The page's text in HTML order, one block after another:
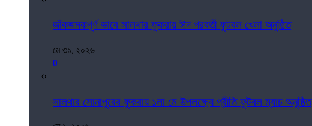
জাঁকজমকপূর্ণ ভাবে সালথার ফুকরায় ঈদ পরবর্তী ফুটবল খেলা অনুষ্ঠিত
মে ৩১, ২০২৬
0
সালথার সোনাপুরের ফুকরায় ১লা মে উপলক্ষ্যে প্রীতি ফুটবল ম্যাচ অনুষ্ঠিত